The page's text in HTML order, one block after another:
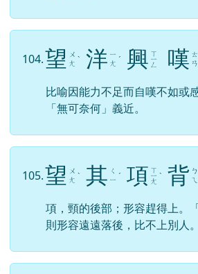
104.望
ㄨ
ㄤ ˋ 洋 ㄧ
ㄤ ˊ 興 ㄒ
ㄧ
ㄥ 嘆 ㄊ
ㄢ
比喻因能力不足而自嘆不如或
「無可奈何」義近。
105.望
ㄨ
ㄤ ˋ 其 ㄑ
ㄧ ˊ 項 ㄒ
ㄧ
ㄤ
ˋ 背 ㄅ
ㄟ
項，頸的後部；形容趕得上。
則形容遠遠落後，比不上別人。